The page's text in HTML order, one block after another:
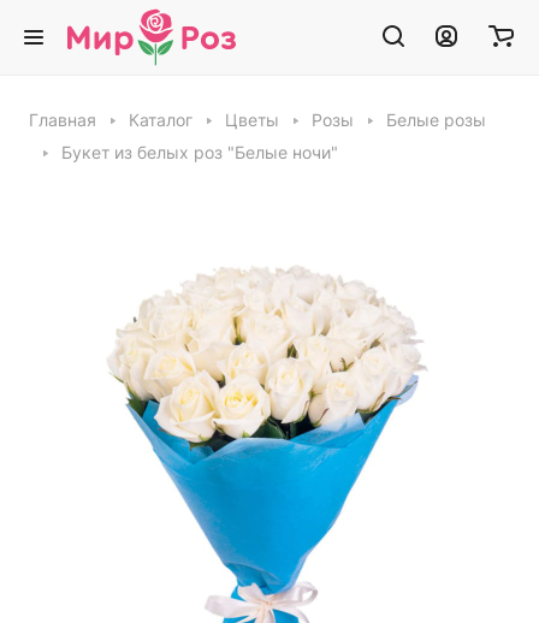
Главная Каталог Цветы Розы
Белые розы
Букет из белых роз "Белые ночи"